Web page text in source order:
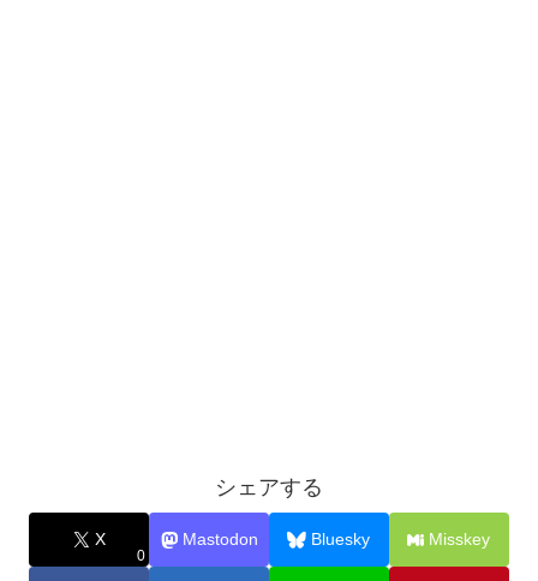
シェアする
X
0
Mastodon Bluesky Misskey